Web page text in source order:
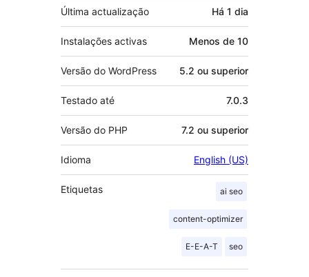
Última actualização Há 1 dia
Instalações activas Menos de 10
Versão do WordPress 5.2 ou superior
Testado até 7.0.3
Versão do PHP 7.2 ou superior
Idioma English (US)
Etiquetas ai seo
content-optimizer
E-E-A-T seo